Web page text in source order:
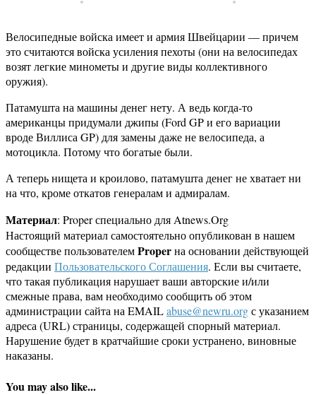
Велосипедные войска имеет и армия Швейцарии — причем
это считаются войска усиления пехоты (они на велосипедах
возят легкие минометы и другие виды коллективного
оружия).
Патамушта на машины денег нету. А ведь когда-то
американцы придумали джипы (Ford GP и его вариации
вроде Виллиса GP) для замены даже не велосипеда, а
мотоцикла. Потому что богатые были.
А теперь нищета и кроилово, патамушта денег не хватает ни
на что, кроме откатов генералам и адмиралам.
Материал: Proper специально для Atnews.Org
Настоящий материал самостоятельно опубликован в нашем
сообществе пользователемProperна основании действующей
редакции Пользовательского Соглашения. Если вы считаете,
что такая публикация нарушает ваши авторские и/или
смежные права, вам необходимо сообщить об этом
администрации сайта на EMAILabuse@newru.orgс указанием
адреса (URL) страницы, содержащей спорный материал.
Нарушение будет в кратчайшие сроки устранено, виновные
наказаны.
You may also like...